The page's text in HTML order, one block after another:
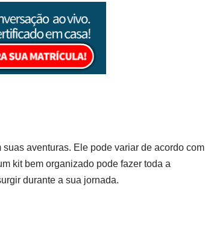
aventuras. Ele pode variar de acordo com
kit bem organizado pode fazer toda a
durante a sua jornada.